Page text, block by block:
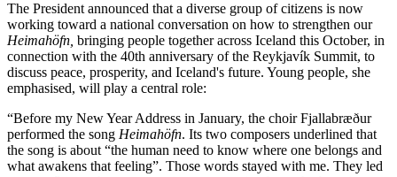
The President announced that a diverse group of citizens is now
working toward a national conversation on how to strengthen our
Heimahöfn, ​​​​‌ ‍ ​‍​‍‌‍ ‌ ​‍‌‍‍‌‌‍‌ ‌‍‍‌‌‍ ‍​‍​‍​ ‍‍​‍​‍‌ ​ ‌‍​‌‌‍ ‍‌‍‍‌‌ ‌​‌ ‍‌​‍ ‍‌‍‍‌‌‍ ​‍​‍​‍ ​​‍​‍‌‍‍​‌ ​‍‌‍‌‌‌‍‌‍​‍​‍​ ‍‍​‍​‍‌‍‍​‌ ‌​‌ ‌​‌ ​​‌ ​ ​‍ ​‍ ‌‍‌‍‌‍ ‌ ​‍‌ ​ ‌‍‌‌‌ ‌​‌‍‍‌​‍ ‌‌‍‍‌‌ ​ ‌‍ ​‌‍​‌‌‍ ‍‌‍‌​‌ ​ ​‍ ‍‌ ‌‍‌‍‌‌‌ ​‍‌‍​ ‌‍‌‌‌‍ ​​‍ ‍‌‍​‌‌ ​​‌ ​​​‍ ‌ ​ ‌ ‌​‌ ‌‌‌‍‌​‌‍‍‌‌‍ ​‍ ‌‍‍‌‌‍ ‍‌ ‌​‌‍‌‌‌‍ ‍‌ ‌​​‍ ‌‍‌‌‌‍‌​‌‍‍‌‌ ‌​​‍ ‌‍ ‌‌‍ ‌‍‌​‌‍‌‌​ ‌‌ ​​‌ ​‍‌‍‌‌‌ ​ ‌‍‌‌‌‍ ‍‌ ‌​‌‍​‌‌ ‌​‌‍‍‌‌‍ ‌‍ ‍​ ‍ ‌‍‍‌‌‍‌​​ ‌​ ‌ ​ ‌‍​ ​​​ ​ ​ ‌‍‌‍‌‌‌‍​‍‌‍​‌​‍ ‌​ ​ ​ ​ ‌‍​‌‌‍‌‍​‍ ‌​ ‌​‌‍​‌‌‍‌‌​ ‌‌​‍ ‌​ ‍‌​ ​‌‌‍​‌​ ‍​​‍ ‌‌‍‌​​ ‌ ​ ​‍​ ‍​​ ‌‍​ ​‌‌‍‌​​ ​ ​ ​‍​ ​‍​ ‍​‌‍​ ​ ‍ ‌ ‌​‌ ‍‌‌ ​​‌‍‌‌​ ‌‌‍ ‍‌‍‌‌‌ ‌ ‌ ​ ​ ‍ ‌ ​​‌‍​‌‌ ‌​‌‍‍​​ ‌‌ ​​‌‍​‌‌‍‌ ‌‍‌‌‌​​‍‌ ‌‌‌‍‍‌‌‍ ​‌‍‌​‌‍‌‌‌ ​‍​‍‌‌​ ‌‌‌​​‍‌‌ ‌‍‍ ‌‍‌‌‌ ‍‌​‍‌‌​ ​ ‌​‌​​‍‌‌​ ​ ‌​‌​​‍‌‌​ ​‍​ ​‍​ ‌‍‌‍​ ‌‍​‍​ ‍​​ ‌‌​ ‌ ​ ​ ​ ‍​‌‍​‍‌‍​‍​ ​‍​ ‍​​‍‌‌​ ​‍​ ​‍​‍‌‌​ ‌‌‌​‌​​‍ ‍‌‍​ ‌‍ ‌‍ ‍‌ ‌​‌‍‌‌‌‍ ‍‌ ‌​​‍‌‌​ ‌‌‌​​‍‌‌ ‌‍‍ ‌‍‌‌‌ ‍‌​‍‌‌​ ​ ‌​‌​​‍‌‌​ ​ ‌​‌​​‍‌‌​ ​‍​ ​‍​ ​ ​ ‌​​ ​​‌‍‌‍​ ‌​‌‍‌​​ ‌​‌‍‌​​ ​‌‌‍​‌​ ‌​‌‍‌‍​‍‌‌​ ​‍​ ​‍​‍‌‌​ ‌‌‌​‌​​‍ ‍‌‍​ ‌‍‍​‌‍‍‌‌‍ ​‌‍‌​‌ ​‍‌‍‌‌‌‍ ‍​‍‌‌​ ‌‌‌​​‍‌‌ ‌‍‍ ‌‍‌‌‌ ‍‌​‍‌‌​ ​ ‌​‌​​‍‌‌​ ​ ‌​‌​​‍‌‌​ ​‍​ ​‍​ ​ ​ ‌ ‌‍​‌​ ‌ ‌‍​‌‌‍​ ​ ‌​​ ‌​‌‍‌‌​ ​ ​ ‌‌​ ‌‍​‍‌‌​ ​‍​ ​‍​‍‌‌​ ‌‌‌​‌​​‍ ‍‌ ‌​‌‍‌‌‌ ‍​‌ ‌​​ ‌‍​‍‌‍​‌‌ ​ ‌‍‌‌‌‌‌‌‌ ​‍‌‍ ​​ ‌‌‍‍​‌ ‌​‌ ‌​‌ ​​‌ ​ ​‍‌‌​ ​‍‌​‌‍​‍‌‌​ ​‍‌​‌‍‌‍‌‍‌‍ ‌ ​‍‌ ​ ‌‍‌‌‌ ‌​‌‍‍‌​‍ ‌‌‍‍‌‌ ​ ‌‍ ​‌‍​‌‌‍ ‍‌‍‌​‌ ​ ​‍ ‍‌ ‌‍‌‍‌‌‌ ​‍‌‍​ ‌‍‌‌‌‍ ​​‍ ‍‌‍​‌‌ ​​‌ ​​​‍‌‌​ ​‍‌​‌‍‌ ​ ‌ ‌​‌ ‌‌‌‍‌​‌‍‍‌‌‍ ​‍‌‍‌‍‍‌‌‍‌​​ ‌​ ‌ ​ ‌‍​ ​​​ ​ ​ ‌‍‌‍‌‌‌‍​‍‌‍​‌​‍ ‌​ ​ ​ ​ ‌‍​‌‌‍‌‍​‍ ‌​ ‌​‌‍​‌‌‍‌‌​ ‌‌​‍ ‌​ ‍‌​ ​‌‌‍​‌​ ‍​​‍ ‌‌‍‌​​ ‌ ​ ​‍​ ‍​​ ‌‍​ ​‌‌‍‌​​ ​ ​ ​‍​ ​‍​ ‍​‌‍​ ​‍‌‍‌ ‌​‌ ‍‌‌ ​​‌‍‌‌​ ‌‌‍ ‍‌‍‌‌‌ ‌ ‌ ​ ​‍‌‍‌ ​​‌‍​‌‌ ‌​‌‍‍​​ ‌‌ ​​‌‍​‌‌‍‌ ‌‍‌‌‌​​‍‌ ‌‌‌‍‍‌‌‍ ​‌‍‌​‌‍‌‌‌ ​‍​‍‌‌​ ‌‌‌​​‍‌‌ ‌‍‍ ‌‍‌‌‌ ‍‌​‍‌‌​ ​ ‌​‌​​‍‌‌​ ​ ‌​‌​​‍‌‌​ ​‍​ ​‍​ ‌‍‌‍​ ‌‍​‍​ ‍​​ ‌‌​ ‌ ​ ​ ​ ‍​‌‍​‍‌‍​‍​ ​‍​ ‍​​‍‌‌​ ​‍​ ​‍​‍‌‌​ ‌‌‌​‌​​‍ ‍‌‍​ ‌‍ ‌‍ ‍‌ ‌​‌‍‌‌‌‍ ‍‌ ‌​​‍‌‌​ ‌‌‌​​‍‌‌ ‌‍‍ ‌‍‌‌‌ ‍‌​‍‌‌​ ​ ‌​‌​​‍‌‌​ ​ ‌​‌​​‍‌‌​ ​‍​ ​‍​ ​ ​ ‌​​ ​​‌‍‌‍​ ‌​‌‍‌​​ ‌​‌‍‌​​ ​‌‌‍​‌​ ‌​‌‍‌‍​‍‌‌​ ​‍​ ​‍​‍‌‌​ ‌‌‌​‌​​‍ ‍‌‍​ ‌‍‍​‌‍‍‌‌‍ ​‌‍‌​‌ ​‍‌‍‌‌‌‍ ‍​‍‌‌​ ‌‌‌​​‍‌‌ ‌‍‍ ‌‍‌‌‌ ‍‌​‍‌‌​ ​ ‌​‌​​‍‌‌​ ​ ‌​‌​​‍‌‌​ ​‍​ ​‍​ ​ ​ ‌ ‌‍​‌​ ‌ ‌‍​‌‌‍​ ​ ‌​​ ‌​‌‍‌‌​ ​ ​ ‌‌​ ‌‍​‍‌‌​ ​‍​ ​‍​‍‌‌​ ‌‌‌​‌​​‍ ‍‌ ‌​‌‍‌‌‌ ‍​‌ ‌​​‍‌‍‌ ​​‌‍‌‌‌ ​‍‌ ​ ‌ ​​‌‍‌‌‌‍​ ‌ ‌​‌‍‍‌‌ ‌‍‌‍‌‌​ ‌‌ ​​‌ ‌‌‌‍​‍‌‍ ​‌‍‍‌‌ ​ ‌‍‍​‌‍‌‌‌‍‌​​‍​‍‌ ‌ bringing people together across Iceland this October, in
connection with the 40th anniversary of the Reykjavík Summit, to
discuss peace, prosperity, and Iceland's future. Young people, she
emphasised, will play a central role: ​​​​‌ ‍ ​‍​‍‌‍ ‌ ​‍‌‍‍‌‌‍‌ ‌‍‍‌‌‍ ‍​‍​‍​ ‍‍​‍​‍‌ ​ ‌‍​‌‌‍ ‍‌‍‍‌‌ ‌​‌ ‍‌​‍ ‍‌‍‍‌‌‍ ​‍​‍​‍ ​​‍​‍‌‍‍​‌ ​‍‌‍‌‌‌‍‌‍​‍​‍​ ‍‍​‍​‍‌‍‍​‌ ‌​‌ ‌​‌ ​​‌ ​ ​‍ ​‍ ‌‍‌‍‌‍ ‌ ​‍‌ ​ ‌‍‌‌‌ ‌​‌‍‍‌​‍ ‌‌‍‍‌‌ ​ ‌‍ ​‌‍​‌‌‍ ‍‌‍‌​‌ ​ ​‍ ‍‌ ‌‍‌‍‌‌‌ ​‍‌‍​ ‌‍‌‌‌‍ ​​‍ ‍‌‍​‌‌ ​​‌ ​​​‍ ‌ ​ ‌ ‌​‌ ‌‌‌‍‌​‌‍‍‌‌‍ ​‍ ‌‍‍‌‌‍ ‍‌ ‌​‌‍‌‌‌‍ ‍‌ ‌​​‍ ‌‍‌‌‌‍‌​‌‍‍‌‌ ‌​​‍ ‌‍ ‌‌‍ ‌‍‌​‌‍‌‌​ ‌‌ ​​‌ ​‍‌‍‌‌‌ ​ ‌‍‌‌‌‍ ‍‌ ‌​‌‍​‌‌ ‌​‌‍‍‌‌‍ ‌‍ ‍​ ‍ ‌‍‍‌‌‍‌​​ ‌​ ‌ ​ ‌‍​ ​​​ ​ ​ ‌‍‌‍‌‌‌‍​‍‌‍​‌​‍ ‌​ ​ ​ ​ ‌‍​‌‌‍‌‍​‍ ‌​ ‌​‌‍​‌‌‍‌‌​ ‌‌​‍ ‌​ ‍‌​ ​‌‌‍​‌​ ‍​​‍ ‌‌‍‌​​ ‌ ​ ​‍​ ‍​​ ‌‍​ ​‌‌‍‌​​ ​ ​ ​‍​ ​‍​ ‍​‌‍​ ​ ‍ ‌ ‌​‌ ‍‌‌ ​​‌‍‌‌​ ‌‌‍ ‍‌‍‌‌‌ ‌ ‌ ​ ​ ‍ ‌ ​​‌‍​‌‌ ‌​‌‍‍​​ ‌‌ ​​‌‍​‌‌‍‌ ‌‍‌‌‌​​‍‌ ‌‌‌‍‍‌‌‍ ​‌‍‌​‌‍‌‌‌ ​‍​‍‌‌​ ‌‌‌​​‍‌‌ ‌‍‍ ‌‍‌‌‌ ‍‌​‍‌‌​ ​ ‌​‌​​‍‌‌​ ​ ‌​‌​​‍‌‌​ ​‍​ ​‍​ ‌‍‌‍​ ‌‍​‍​ ‍​​ ‌‌​ ‌ ​ ​ ​ ‍​‌‍​‍‌‍​‍​ ​‍​ ‍​​‍‌‌​ ​‍​ ​‍​‍‌‌​ ‌‌‌​‌​​‍ ‍‌‍​ ‌‍ ‌‍ ‍‌ ‌​‌‍‌‌‌‍ ‍‌ ‌​​‍‌‌​ ‌‌‌​​‍‌‌ ‌‍‍ ‌‍‌‌‌ ‍‌​‍‌‌​ ​ ‌​‌​​‍‌‌​ ​ ‌​‌​​‍‌‌​ ​‍​ ​‍​ ​ ​ ‌​​ ​​‌‍‌‍​ ‌​‌‍‌​​ ‌​‌‍‌​​ ​‌‌‍​‌​ ‌​‌‍‌‍​‍‌‌​ ​‍​ ​‍​‍‌‌​ ‌‌‌​‌​​‍ ‍‌‍​ ‌‍‍​‌‍‍‌‌‍ ​‌‍‌​‌ ​‍‌‍‌‌‌‍ ‍​‍‌‌​ ‌‌‌​​‍‌‌ ‌‍‍ ‌‍‌‌‌ ‍‌​‍‌‌​ ​ ‌​‌​​‍‌‌​ ​ ‌​‌​​‍‌‌​ ​‍​ ​‍​ ​‌‌‍​‍‌‍‌‌‌‍‌​​ ‌‌‌‍​ ​ ​ ​ ‍‌‌‍​ ‌‍​ ​ ​‍‌‍​‌​‍‌‌​ ​‍​ ​‍​‍‌‌​ ‌‌‌​‌​​‍ ‍‌ ‌​‌‍‌‌‌ ‍​‌ ‌​​ ‌‍​‍‌‍​‌‌ ​ ‌‍‌‌‌‌‌‌‌ ​‍‌‍ ​​ ‌‌‍‍​‌ ‌​‌ ‌​‌ ​​‌ ​ ​‍‌‌​ ​‍‌​‌‍​‍‌‌​ ​‍‌​‌‍‌‍‌‍‌‍ ‌ ​‍‌ ​ ‌‍‌‌‌ ‌​‌‍‍‌​‍ ‌‌‍‍‌‌ ​ ‌‍ ​‌‍​‌‌‍ ‍‌‍‌​‌ ​ ​‍ ‍‌ ‌‍‌‍‌‌‌ ​‍‌‍​ ‌‍‌‌‌‍ ​​‍ ‍‌‍​‌‌ ​​‌ ​​​‍‌‌​ ​‍‌​‌‍‌ ​ ‌ ‌​‌ ‌‌‌‍‌​‌‍‍‌‌‍ ​‍‌‍‌‍‍‌‌‍‌​​ ‌​ ‌ ​ ‌‍​ ​​​ ​ ​ ‌‍‌‍‌‌‌‍​‍‌‍​‌​‍ ‌​ ​ ​ ​ ‌‍​‌‌‍‌‍​‍ ‌​ ‌​‌‍​‌‌‍‌‌​ ‌‌​‍ ‌​ ‍‌​ ​‌‌‍​‌​ ‍​​‍ ‌‌‍‌​​ ‌ ​ ​‍​ ‍​​ ‌‍​ ​‌‌‍‌​​ ​ ​ ​‍​ ​‍​ ‍​‌‍​ ​‍‌‍‌ ‌​‌ ‍‌‌ ​​‌‍‌‌​ ‌‌‍ ‍‌‍‌‌‌ ‌ ‌ ​ ​‍‌‍‌ ​​‌‍​‌‌ ‌​‌‍‍​​ ‌‌ ​​‌‍​‌‌‍‌ ‌‍‌‌‌​​‍‌ ‌‌‌‍‍‌‌‍ ​‌‍‌​‌‍‌‌‌ ​‍​‍‌‌​ ‌‌‌​​‍‌‌ ‌‍‍ ‌‍‌‌‌ ‍‌​‍‌‌​ ​ ‌​‌​​‍‌‌​ ​ ‌​‌​​‍‌‌​ ​‍​ ​‍​ ‌‍‌‍​ ‌‍​‍​ ‍​​ ‌‌​ ‌ ​ ​ ​ ‍​‌‍​‍‌‍​‍​ ​‍​ ‍​​‍‌‌​ ​‍​ ​‍​‍‌‌​ ‌‌‌​‌​​‍ ‍‌‍​ ‌‍ ‌‍ ‍‌ ‌​‌‍‌‌‌‍ ‍‌ ‌​​‍‌‌​ ‌‌‌​​‍‌‌ ‌‍‍ ‌‍‌‌‌ ‍‌​‍‌‌​ ​ ‌​‌​​‍‌‌​ ​ ‌​‌​​‍‌‌​ ​‍​ ​‍​ ​ ​ ‌​​ ​​‌‍‌‍​ ‌​‌‍‌​​ ‌​‌‍‌​​ ​‌‌‍​‌​ ‌​‌‍‌‍​‍‌‌​ ​‍​ ​‍​‍‌‌​ ‌‌‌​‌​​‍ ‍‌‍​ ‌‍‍​‌‍‍‌‌‍ ​‌‍‌​‌ ​‍‌‍‌‌‌‍ ‍​‍‌‌​ ‌‌‌​​‍‌‌ ‌‍‍ ‌‍‌‌‌ ‍‌​‍‌‌​ ​ ‌​‌​​‍‌‌​ ​ ‌​‌​​‍‌‌​ ​‍​ ​‍​ ​‌‌‍​‍‌‍‌‌‌‍‌​​ ‌‌‌‍​ ​ ​ ​ ‍‌‌‍​ ‌‍​ ​ ​‍‌‍​‌​‍‌‌​ ​‍​ ​‍​‍‌‌​ ‌‌‌​‌​​‍ ‍‌ ‌​‌‍‌‌‌ ‍​‌ ‌​​‍‌‍‌ ​​‌‍‌‌‌ ​‍‌ ​ ‌ ​​‌‍‌‌‌‍​ ‌ ‌​‌‍‍‌‌ ‌‍‌‍‌‌​ ‌‌ ​​‌ ‌‌‌‍​‍‌‍ ​‌‍‍‌‌ ​ ‌‍‍​‌‍‌‌‌‍‌​​‍​‍‌ ‌
“Before my New Year Address in January, the choir Fjallabræður
performed the song ​​​​‌ ‍ ​‍​‍‌‍ ‌ ​‍‌‍‍‌‌‍‌ ‌‍‍‌‌‍ ‍​‍​‍​ ‍‍​‍​‍‌ ​ ‌‍​‌‌‍ ‍‌‍‍‌‌ ‌​‌ ‍‌​‍ ‍‌‍‍‌‌‍ ​‍​‍​‍ ​​‍​‍‌‍‍​‌ ​‍‌‍‌‌‌‍‌‍​‍​‍​ ‍‍​‍​‍‌‍‍​‌ ‌​‌ ‌​‌ ​​‌ ​ ​‍ ​‍ ‌‍‌‍‌‍ ‌ ​‍‌ ​ ‌‍‌‌‌ ‌​‌‍‍‌​‍ ‌‌‍‍‌‌ ​ ‌‍ ​‌‍​‌‌‍ ‍‌‍‌​‌ ​ ​‍ ‍‌ ‌‍‌‍‌‌‌ ​‍‌‍​ ‌‍‌‌‌‍ ​​‍ ‍‌‍​‌‌ ​​‌ ​​​‍ ‌ ​ ‌ ‌​‌ ‌‌‌‍‌​‌‍‍‌‌‍ ​‍ ‌‍‍‌‌‍ ‍‌ ‌​‌‍‌‌‌‍ ‍‌ ‌​​‍ ‌‍‌‌‌‍‌​‌‍‍‌‌ ‌​​‍ ‌‍ ‌‌‍ ‌‍‌​‌‍‌‌​ ‌‌ ​​‌ ​‍‌‍‌‌‌ ​ ‌‍‌‌‌‍ ‍‌ ‌​‌‍​‌‌ ‌​‌‍‍‌‌‍ ‌‍ ‍​ ‍ ‌‍‍‌‌‍‌​​ ‌​ ‌ ​ ‌‍​ ​​​ ​ ​ ‌‍‌‍‌‌‌‍​‍‌‍​‌​‍ ‌​ ​ ​ ​ ‌‍​‌‌‍‌‍​‍ ‌​ ‌​‌‍​‌‌‍‌‌​ ‌‌​‍ ‌​ ‍‌​ ​‌‌‍​‌​ ‍​​‍ ‌‌‍‌​​ ‌ ​ ​‍​ ‍​​ ‌‍​ ​‌‌‍‌​​ ​ ​ ​‍​ ​‍​ ‍​‌‍​ ​ ‍ ‌ ‌​‌ ‍‌‌ ​​‌‍‌‌​ ‌‌‍ ‍‌‍‌‌‌ ‌ ‌ ​ ​ ‍ ‌ ​​‌‍​‌‌ ‌​‌‍‍​​ ‌‌ ​​‌‍​‌‌‍‌ ‌‍‌‌‌​​‍‌ ‌‌‌‍‍‌‌‍ ​‌‍‌​‌‍‌‌‌ ​‍​‍‌‌​ ‌‌‌​​‍‌‌ ‌‍‍ ‌‍‌‌‌ ‍‌​‍‌‌​ ​ ‌​‌​​‍‌‌​ ​ ‌​‌​​‍‌‌​ ​‍​ ​‍​ ‌‍‌‍​ ‌‍​‍​ ‍​​ ‌‌​ ‌ ​ ​ ​ ‍​‌‍​‍‌‍​‍​ ​‍​ ‍​​‍‌‌​ ​‍​ ​‍​‍‌‌​ ‌‌‌​‌​​‍ ‍‌‍​ ‌‍ ‌‍ ‍‌ ‌​‌‍‌‌‌‍ ‍‌ ‌​​‍‌‌​ ‌‌‌​​‍‌‌ ‌‍‍ ‌‍‌‌‌ ‍‌​‍‌‌​ ​ ‌​‌​​‍‌‌​ ​ ‌​‌​​‍‌‌​ ​‍​ ​‍​ ‍​​ ‍‌‌‍​‌​ ​​‌‍​‍‌‍‌‍‌‍‌​​ ‌ ‌‍​‍​ ‌‌​ ‌​‌‍​‌​‍‌‌​ ​‍​ ​‍​‍‌‌​ ‌‌‌​‌​​‍ ‍‌‍​ ‌‍‍​‌‍‍‌‌‍ ​‌‍‌​‌ ​‍‌‍‌‌‌‍ ‍​‍‌‌​ ‌‌‌​​‍‌‌ ‌‍‍ ‌‍‌‌‌ ‍‌​‍‌‌​ ​ ‌​‌​​‍‌‌​ ​ ‌​‌​​‍‌‌​ ​‍​ ​‍​ ​ ‌‍‌​​ ​‍​ ‌ ‌‍​‍​ ‌ ​ ​‌​ ​ ​ ‍‌​ ​‌‌‍‌‌​ ​‍​‍‌‌​ ​‍​ ​‍​‍‌‌​ ‌‌‌​‌​​‍ ‍‌ ‌​‌‍‌‌‌ ‍​‌ ‌​​ ‌‍​‍‌‍​‌‌ ​ ‌‍‌‌‌‌‌‌‌ ​‍‌‍ ​​ ‌‌‍‍​‌ ‌​‌ ‌​‌ ​​‌ ​ ​‍‌‌​ ​‍‌​‌‍​‍‌‌​ ​‍‌​‌‍‌‍‌‍‌‍ ‌ ​‍‌ ​ ‌‍‌‌‌ ‌​‌‍‍‌​‍ ‌‌‍‍‌‌ ​ ‌‍ ​‌‍​‌‌‍ ‍‌‍‌​‌ ​ ​‍ ‍‌ ‌‍‌‍‌‌‌ ​‍‌‍​ ‌‍‌‌‌‍ ​​‍ ‍‌‍​‌‌ ​​‌ ​​​‍‌‌​ ​‍‌​‌‍‌ ​ ‌ ‌​‌ ‌‌‌‍‌​‌‍‍‌‌‍ ​‍‌‍‌‍‍‌‌‍‌​​ ‌​ ‌ ​ ‌‍​ ​​​ ​ ​ ‌‍‌‍‌‌‌‍​‍‌‍​‌​‍ ‌​ ​ ​ ​ ‌‍​‌‌‍‌‍​‍ ‌​ ‌​‌‍​‌‌‍‌‌​ ‌‌​‍ ‌​ ‍‌​ ​‌‌‍​‌​ ‍​​‍ ‌‌‍‌​​ ‌ ​ ​‍​ ‍​​ ‌‍​ ​‌‌‍‌​​ ​ ​ ​‍​ ​‍​ ‍​‌‍​ ​‍‌‍‌ ‌​‌ ‍‌‌ ​​‌‍‌‌​ ‌‌‍ ‍‌‍‌‌‌ ‌ ‌ ​ ​‍‌‍‌ ​​‌‍​‌‌ ‌​‌‍‍​​ ‌‌ ​​‌‍​‌‌‍‌ ‌‍‌‌‌​​‍‌ ‌‌‌‍‍‌‌‍ ​‌‍‌​‌‍‌‌‌ ​‍​‍‌‌​ ‌‌‌​​‍‌‌ ‌‍‍ ‌‍‌‌‌ ‍‌​‍‌‌​ ​ ‌​‌​​‍‌‌​ ​ ‌​‌​​‍‌‌​ ​‍​ ​‍​ ‌‍‌‍​ ‌‍​‍​ ‍​​ ‌‌​ ‌ ​ ​ ​ ‍​‌‍​‍‌‍​‍​ ​‍​ ‍​​‍‌‌​ ​‍​ ​‍​‍‌‌​ ‌‌‌​‌​​‍ ‍‌‍​ ‌‍ ‌‍ ‍‌ ‌​‌‍‌‌‌‍ ‍‌ ‌​​‍‌‌​ ‌‌‌​​‍‌‌ ‌‍‍ ‌‍‌‌‌ ‍‌​‍‌‌​ ​ ‌​‌​​‍‌‌​ ​ ‌​‌​​‍‌‌​ ​‍​ ​‍​ ‍​​ ‍‌‌‍​‌​ ​​‌‍​‍‌‍‌‍‌‍‌​​ ‌ ‌‍​‍​ ‌‌​ ‌​‌‍​‌​‍‌‌​ ​‍​ ​‍​‍‌‌​ ‌‌‌​‌​​‍ ‍‌‍​ ‌‍‍​‌‍‍‌‌‍ ​‌‍‌​‌ ​‍‌‍‌‌‌‍ ‍​‍‌‌​ ‌‌‌​​‍‌‌ ‌‍‍ ‌‍‌‌‌ ‍‌​‍‌‌​ ​ ‌​‌​​‍‌‌​ ​ ‌​‌​​‍‌‌​ ​‍​ ​‍​ ​ ‌‍‌​​ ​‍​ ‌ ‌‍​‍​ ‌ ​ ​‌​ ​ ​ ‍‌​ ​‌‌‍‌‌​ ​‍​‍‌‌​ ​‍​ ​‍​‍‌‌​ ‌‌‌​‌​​‍ ‍‌ ‌​‌‍‌‌‌ ‍​‌ ‌​​‍‌‍‌ ​​‌‍‌‌‌ ​‍‌ ​ ‌ ​​‌‍‌‌‌‍​ ‌ ‌​‌‍‍‌‌ ‌‍‌‍‌‌​ ‌‌ ​​‌ ‌‌‌‍​‍‌‍ ​‌‍‍‌‌ ​ ‌‍‍​‌‍‌‌‌‍‌​​‍​‍‌ ‌ Heimahöfn​​​​‌ ‍ ​‍​‍‌‍ ‌ ​‍‌‍‍‌‌‍‌ ‌‍‍‌‌‍ ‍​‍​‍​ ‍‍​‍​‍‌ ​ ‌‍​‌‌‍ ‍‌‍‍‌‌ ‌​‌ ‍‌​‍ ‍‌‍‍‌‌‍ ​‍​‍​‍ ​​‍​‍‌‍‍​‌ ​‍‌‍‌‌‌‍‌‍​‍​‍​ ‍‍​‍​‍‌‍‍​‌ ‌​‌ ‌​‌ ​​‌ ​ ​‍ ​‍ ‌‍‌‍‌‍ ‌ ​‍‌ ​ ‌‍‌‌‌ ‌​‌‍‍‌​‍ ‌‌‍‍‌‌ ​ ‌‍ ​‌‍​‌‌‍ ‍‌‍‌​‌ ​ ​‍ ‍‌ ‌‍‌‍‌‌‌ ​‍‌‍​ ‌‍‌‌‌‍ ​​‍ ‍‌‍​‌‌ ​​‌ ​​​‍ ‌ ​ ‌ ‌​‌ ‌‌‌‍‌​‌‍‍‌‌‍ ​‍ ‌‍‍‌‌‍ ‍‌ ‌​‌‍‌‌‌‍ ‍‌ ‌​​‍ ‌‍‌‌‌‍‌​‌‍‍‌‌ ‌​​‍ ‌‍ ‌‌‍ ‌‍‌​‌‍‌‌​ ‌‌ ​​‌ ​‍‌‍‌‌‌ ​ ‌‍‌‌‌‍ ‍‌ ‌​‌‍​‌‌ ‌​‌‍‍‌‌‍ ‌‍ ‍​ ‍ ‌‍‍‌‌‍‌​​ ‌​ ‌ ​ ‌‍​ ​​​ ​ ​ ‌‍‌‍‌‌‌‍​‍‌‍​‌​‍ ‌​ ​ ​ ​ ‌‍​‌‌‍‌‍​‍ ‌​ ‌​‌‍​‌‌‍‌‌​ ‌‌​‍ ‌​ ‍‌​ ​‌‌‍​‌​ ‍​​‍ ‌‌‍‌​​ ‌ ​ ​‍​ ‍​​ ‌‍​ ​‌‌‍‌​​ ​ ​ ​‍​ ​‍​ ‍​‌‍​ ​ ‍ ‌ ‌​‌ ‍‌‌ ​​‌‍‌‌​ ‌‌‍ ‍‌‍‌‌‌ ‌ ‌ ​ ​ ‍ ‌ ​​‌‍​‌‌ ‌​‌‍‍​​ ‌‌ ​​‌‍​‌‌‍‌ ‌‍‌‌‌​​‍‌ ‌‌‌‍‍‌‌‍ ​‌‍‌​‌‍‌‌‌ ​‍​‍‌‌​ ‌‌‌​​‍‌‌ ‌‍‍ ‌‍‌‌‌ ‍‌​‍‌‌​ ​ ‌​‌​​‍‌‌​ ​ ‌​‌​​‍‌‌​ ​‍​ ​‍​ ‌‍‌‍​ ‌‍​‍​ ‍​​ ‌‌​ ‌ ​ ​ ​ ‍​‌‍​‍‌‍​‍​ ​‍​ ‍​​‍‌‌​ ​‍​ ​‍​‍‌‌​ ‌‌‌​‌​​‍ ‍‌‍​ ‌‍ ‌‍ ‍‌ ‌​‌‍‌‌‌‍ ‍‌ ‌​​‍‌‌​ ‌‌‌​​‍‌‌ ‌‍‍ ‌‍‌‌‌ ‍‌​‍‌‌​ ​ ‌​‌​​‍‌‌​ ​ ‌​‌​​‍‌‌​ ​‍​ ​‍​ ‍​​ ‍‌‌‍​‌​ ​​‌‍​‍‌‍‌‍‌‍‌​​ ‌ ‌‍​‍​ ‌‌​ ‌​‌‍​‌​‍‌‌​ ​‍​ ​‍​‍‌‌​ ‌‌‌​‌​​‍ ‍‌‍​ ‌‍‍​‌‍‍‌‌‍ ​‌‍‌​‌ ​‍‌‍‌‌‌‍ ‍​‍‌‌​ ‌‌‌​​‍‌‌ ‌‍‍ ‌‍‌‌‌ ‍‌​‍‌‌​ ​ ‌​‌​​‍‌‌​ ​ ‌​‌​​‍‌‌​ ​‍​ ​‍‌‍‌‍​ ​‍​ ​‍‌‍‌‍​ ‌‌​ ‌‍‌‍‌​​ ‌​​ ​‍​ ‌‌‌‍​‌‌‍‌‌​‍‌‌​ ​‍​ ​‍​‍‌‌​ ‌‌‌​‌​​‍ ‍‌ ‌​‌‍‌‌‌ ‍​‌ ‌​​ ‌‍​‍‌‍​‌‌ ​ ‌‍‌‌‌‌‌‌‌ ​‍‌‍ ​​ ‌‌‍‍​‌ ‌​‌ ‌​‌ ​​‌ ​ ​‍‌‌​ ​‍‌​‌‍​‍‌‌​ ​‍‌​‌‍‌‍‌‍‌‍ ‌ ​‍‌ ​ ‌‍‌‌‌ ‌​‌‍‍‌​‍ ‌‌‍‍‌‌ ​ ‌‍ ​‌‍​‌‌‍ ‍‌‍‌​‌ ​ ​‍ ‍‌ ‌‍‌‍‌‌‌ ​‍‌‍​ ‌‍‌‌‌‍ ​​‍ ‍‌‍​‌‌ ​​‌ ​​​‍‌‌​ ​‍‌​‌‍‌ ​ ‌ ‌​‌ ‌‌‌‍‌​‌‍‍‌‌‍ ​‍‌‍‌‍‍‌‌‍‌​​ ‌​ ‌ ​ ‌‍​ ​​​ ​ ​ ‌‍‌‍‌‌‌‍​‍‌‍​‌​‍ ‌​ ​ ​ ​ ‌‍​‌‌‍‌‍​‍ ‌​ ‌​‌‍​‌‌‍‌‌​ ‌‌​‍ ‌​ ‍‌​ ​‌‌‍​‌​ ‍​​‍ ‌‌‍‌​​ ‌ ​ ​‍​ ‍​​ ‌‍​ ​‌‌‍‌​​ ​ ​ ​‍​ ​‍​ ‍​‌‍​ ​‍‌‍‌ ‌​‌ ‍‌‌ ​​‌‍‌‌​ ‌‌‍ ‍‌‍‌‌‌ ‌ ‌ ​ ​‍‌‍‌ ​​‌‍​‌‌ ‌​‌‍‍​​ ‌‌ ​​‌‍​‌‌‍‌ ‌‍‌‌‌​​‍‌ ‌‌‌‍‍‌‌‍ ​‌‍‌​‌‍‌‌‌ ​‍​‍‌‌​ ‌‌‌​​‍‌‌ ‌‍‍ ‌‍‌‌‌ ‍‌​‍‌‌​ ​ ‌​‌​​‍‌‌​ ​ ‌​‌​​‍‌‌​ ​‍​ ​‍​ ‌‍‌‍​ ‌‍​‍​ ‍​​ ‌‌​ ‌ ​ ​ ​ ‍​‌‍​‍‌‍​‍​ ​‍​ ‍​​‍‌‌​ ​‍​ ​‍​‍‌‌​ ‌‌‌​‌​​‍ ‍‌‍​ ‌‍ ‌‍ ‍‌ ‌​‌‍‌‌‌‍ ‍‌ ‌​​‍‌‌​ ‌‌‌​​‍‌‌ ‌‍‍ ‌‍‌‌‌ ‍‌​‍‌‌​ ​ ‌​‌​​‍‌‌​ ​ ‌​‌​​‍‌‌​ ​‍​ ​‍​ ‍​​ ‍‌‌‍​‌​ ​​‌‍​‍‌‍‌‍‌‍‌​​ ‌ ‌‍​‍​ ‌‌​ ‌​‌‍​‌​‍‌‌​ ​‍​ ​‍​‍‌‌​ ‌‌‌​‌​​‍ ‍‌‍​ ‌‍‍​‌‍‍‌‌‍ ​‌‍‌​‌ ​‍‌‍‌‌‌‍ ‍​‍‌‌​ ‌‌‌​​‍‌‌ ‌‍‍ ‌‍‌‌‌ ‍‌​‍‌‌​ ​ ‌​‌​​‍‌‌​ ​ ‌​‌​​‍‌‌​ ​‍​ ​‍‌‍‌‍​ ​‍​ ​‍‌‍‌‍​ ‌‌​ ‌‍‌‍‌​​ ‌​​ ​‍​ ‌‌‌‍​‌‌‍‌‌​‍‌‌​ ​‍​ ​‍​‍‌‌​ ‌‌‌​‌​​‍ ‍‌ ‌​‌‍‌‌‌ ‍​‌ ‌​​‍‌‍‌ ​​‌‍‌‌‌ ​‍‌ ​ ‌ ​​‌‍‌‌‌‍​ ‌ ‌​‌‍‍‌‌ ‌‍‌‍‌‌​ ‌‌ ​​‌ ‌‌‌‍​‍‌‍ ​‌‍‍‌‌ ​ ‌‍‍​‌‍‌‌‌‍‌​​‍​‍‌ ‌. Its two composers underlined that
the song is about “the human need to know where one belongs and
what awakens that feeling”. Those words stayed with me. They led